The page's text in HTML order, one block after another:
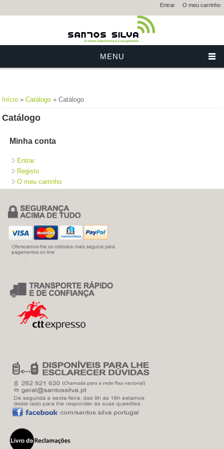
Entrar O meu carrinho
MENU
Está aqui
Início »Catálogo » Catálogo
Catálogo
Minha conta
Entrar
Registo
O meu carrinho